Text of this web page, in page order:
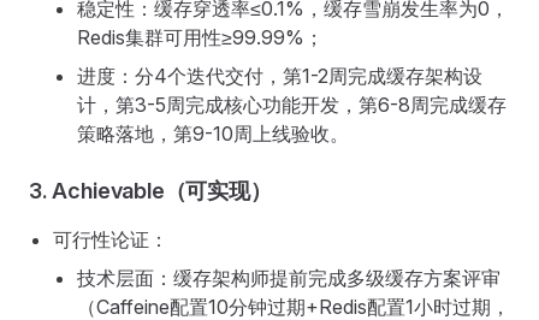
稳定性：缓存穿透率≤0.1%，缓存雪崩发生率为0，
Redis集群可用性≥99.99%；
进度：分4个迭代交付，第1-2周完成缓存架构设
计，第3-5周完成核心功能开发，第6-8周完成缓存
策略落地，第9-10周上线验收。
3. Achievable（可实现）
可行性论证：
技术层面：缓存架构师提前完成多级缓存方案评审
（Caffeine配置10分钟过期+Redis配置1小时过期，